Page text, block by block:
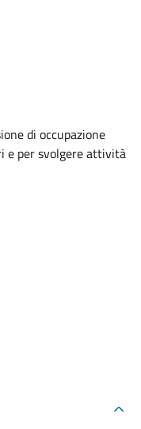
di occupazione
e per svolgere attività